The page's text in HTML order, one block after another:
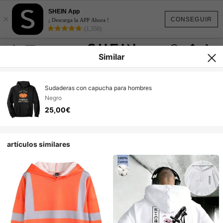
CONSEGUIR
×
SHEIN App
¡ Descarga la APP Ahora !
(1,350)
Similar
Sudaderas con capucha para hombres
Negro
25,00€
artículos similares